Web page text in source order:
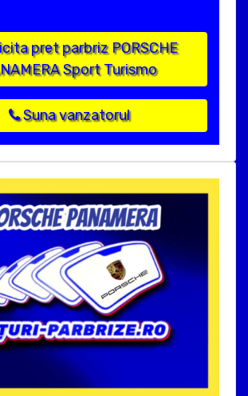
pret parbriz PORSCHE
Sport Turismo
Suna vanzatorul